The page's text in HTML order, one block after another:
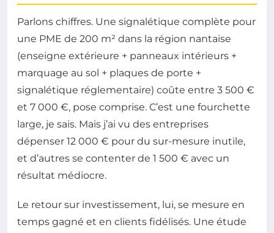
Parlons chiffres. Une signalétique complète pour
une PME de 200 m² dans la région nantaise
(enseigne extérieure + panneaux intérieurs +
marquage au sol + plaques de porte +
signalétique réglementaire) coûte entre 3 500 €
et 7 000 €, pose comprise. C’est une fourchette
large, je sais. Mais j’ai vu des entreprises
dépenser 12 000 € pour du sur-mesure inutile,
et d’autres se contenter de 1 500 € avec un
résultat médiocre.
Le retour sur investissement, lui, se mesure en
temps gagné et en clients fidélisés. Une étude